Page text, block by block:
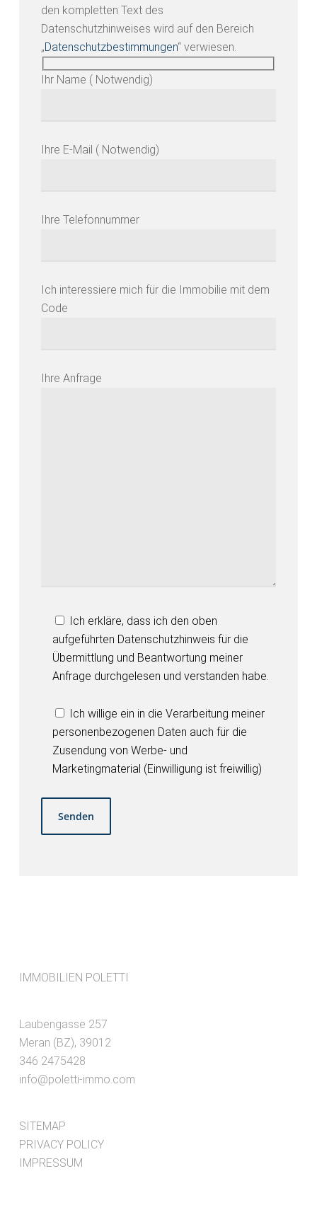
den kompletten Text des
Datenschutzhinweises wird auf den Bereich
„Datenschutzbestimmungen“ verwiesen.
Ihr Name ( Notwendig)
Ihre E-Mail ( Notwendig)
Ihre Telefonnummer
Ich interessiere mich für die Immobilie mit dem
Code
Ihre Anfrage
Ich erkläre, dass ich den oben
aufgeführten Datenschutzhinweis für die
Übermittlung und Beantwortung meiner
Anfrage durchgelesen und verstanden habe.
Ich willige ein in die Verarbeitung meiner
personenbezogenen Daten auch für die
Zusendung von Werbe- und
Marketingmaterial (Einwilligung ist freiwillig)
IMMOBILIEN POLETTI
Laubengasse 257
Meran (BZ), 39012
346 2475428
info@poletti-immo.com
SITEMAP
PRIVACY POLICY
IMPRESSUM